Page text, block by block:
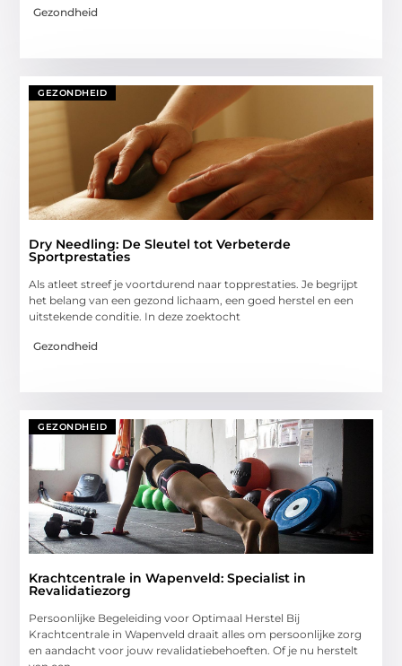
Gezondheid
GEZONDHEID
Dry Needling: De Sleutel tot Verbeterde
Sportprestaties
Als atleet streef je voortdurend naar topprestaties. Je begrijpt
het belang van een gezond lichaam, een goed herstel en een
uitstekende conditie. In deze zoektocht
Gezondheid
GEZONDHEID
Krachtcentrale in Wapenveld: Specialist in
Revalidatiezorg
Persoonlijke Begeleiding voor Optimaal Herstel Bij
Krachtcentrale in Wapenveld draait alles om persoonlijke zorg
en aandacht voor jouw revalidatiebehoeften. Of je nu herstelt